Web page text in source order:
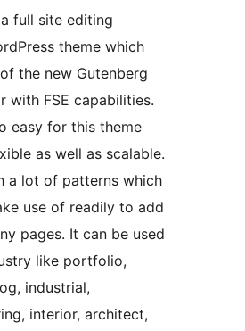
a full site editing
theme which
the new Gutenberg
with FSE capabilities.
easy for this theme
as well as scalable.
a lot of patterns which
use of readily to add
pages. It can be used
like portfolio,
industrial,
interior, architect,